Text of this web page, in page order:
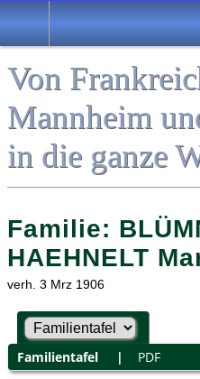
Von
Mannheim
in die ganze
Familie:
HAEHNELT
verh. 3 Mrz 1906
Familientafel | PDF